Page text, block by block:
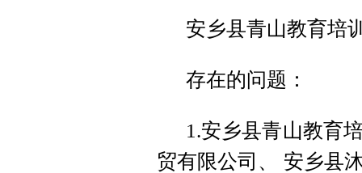
安乡县青山教育培
存在的问题：
1.安乡县青山教育
贸有限公司、 安乡县